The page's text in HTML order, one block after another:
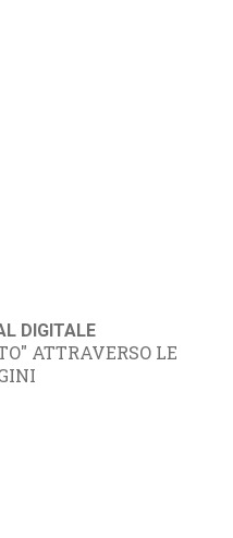
DIGITALE
ATTRAVERSO LE